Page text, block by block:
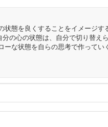
態を良くすることをイメージす
の心の状態は、自分で切り替え
ーな状態を自らの思考で作ってい